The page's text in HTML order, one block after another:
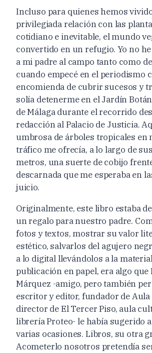
Incluso para quienes hemos
privilegiada relación con las
cotidiano e inevitable, el mundo
convertido en un refugio. Yo no
a mi padre al campo tanto como
cuando empecé en el periodismo
encomienda de cubrir sucesos y
solía detenerme en el Jardín
de Málaga durante el recorrido
redacción al Palacio de Justicia.
umbrosa de árboles tropicales en
tráfico me ofrecía, a lo largo de
metros, una suerte de cobijo
descarnada que me esperaba en
juicio.
Originalmente, este libro estaba
un regalo para nuestro padre.
fotos y textos, mostrar su valor
estético, salvarlos del agujero
a lo digital llevándolos a la
publicación en papel, era algo que
Márquez -amigo, pero también
escritor y editor, fundador de Aula
director de El Tercer Piso, aula
librería Proteo- le había sugerido
varias ocasiones. Libros, su otra
Acometerlo nosotros pretendía